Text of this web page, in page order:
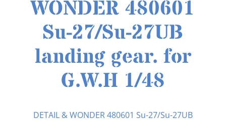
WONDER 480601
Su-27/Su-27UB
landing gear. for
G.W.H 1/48
DETAIL & WONDER480601 Su-27/Su-27UB